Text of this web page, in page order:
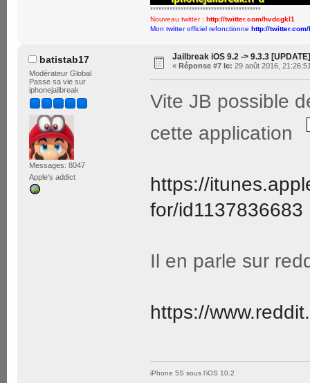
****************************************
Nouveau twitter : http://twitter.com/hvdcgkl1
Mon twitter officiel refonctionne http://
batistab17
Modérateur Global
Passe sa vie sur
iphonejailbreak
Messages: 8047
Apple's addict
Jailbreak iOS 9.2 -> 9.3.3 [UPDATE]
« Réponse #7 le: 29 août 2016,
Vite JB possible
cette application
https://
for/id1137836683
Il en parle sur
https://
iPhone 5S sous l'iOS 10.2